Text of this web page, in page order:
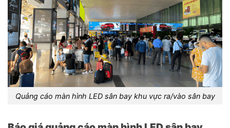
Quảng cáo màn hình LED sân bay khu vực ra/vào sân bay